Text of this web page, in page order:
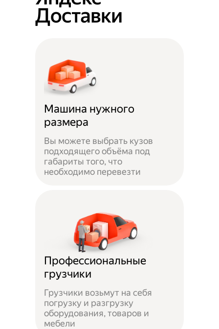
Доставки
Машина нужного
размера
Вы можете выбрать кузов
подходящего объёма под
габариты того, что
необходимо перевезти
Профессиональные
грузчики
Грузчики возьмут на себя
погрузку и разгрузку
оборудования, товаров и
мебели